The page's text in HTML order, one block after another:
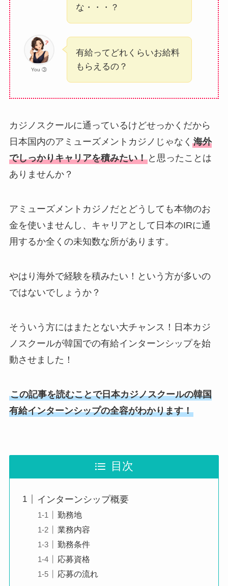
な・・・？
You ③
有給ってどれくらいお給料
もらえるの？
カジノスクールに通っているけどせっかくだから
日本国内のアミューズメントカジノじゃなく 海外
でしっかりキャリアを積みたい！と思ったことは
ありませんか？
アミューズメントカジノだとどうしても本物のお
金を使いませんし、キャリアとして日本のIRに通
用するか全くの未知数な所があります。
やはり海外で経験を積みたい！という方が多いの
ではないでしょうか？
そういう方にはまたとない大チャンス！日本カジ
ノスクールが韓国での有給インターンシップを始
動させました！
この記事を読むことで日本カジノスクールの韓国
有給インターンシップの全容がわかります！
目次
インターンシップ概要
勤務地
業務内容
勤務条件
応募資格
応募の流れ